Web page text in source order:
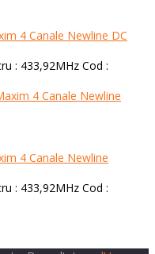
4 Canale Newline DC
: 433,92MHz Cod :
4 Canale Newline
: 433,92MHz Cod :